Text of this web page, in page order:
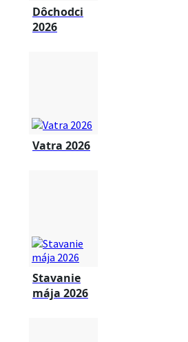
Dôchodci
2026
Vatra 2026
Stavanie
mája 2026